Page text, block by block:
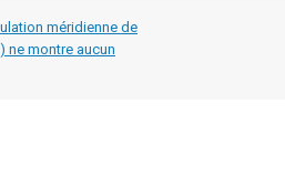
méridienne de
ne montre aucun